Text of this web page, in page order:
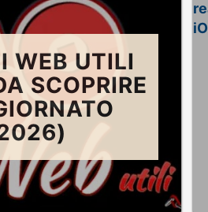
WEB UTILI
SCOPRIRE